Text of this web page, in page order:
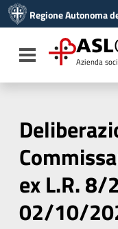
Vai al menu di
Vai al footer
Regione Autonoma
Toggle navigation
ASL
Azienda
ex L.R. 8/
02/10/